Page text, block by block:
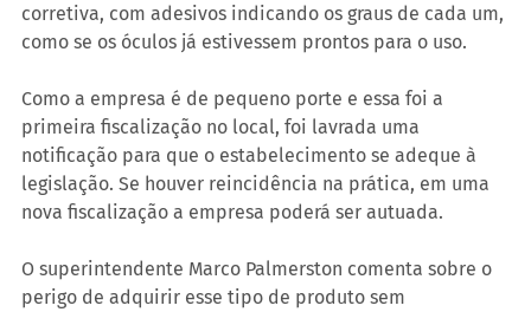
corretiva, com adesivos indicando os graus de cada um,
como se os óculos já estivessem prontos para o uso.
Como a empresa é de pequeno porte e essa foi a
primeira fiscalização no local, foi lavrada uma
notificação para que o estabelecimento se adeque à
legislação. Se houver reincidência na prática, em uma
nova fiscalização a empresa poderá ser autuada.
O superintendente Marco Palmerston comenta sobre o
perigo de adquirir esse tipo de produto sem